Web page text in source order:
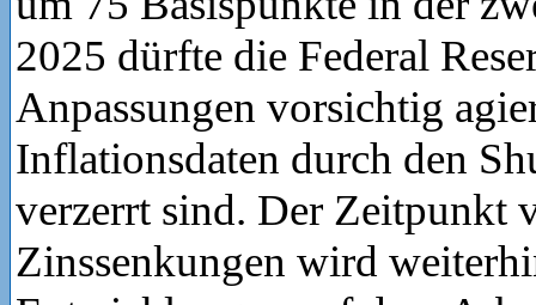
2025 dürfte die Federal
Anpassungen vorsichtig
Inflationsdaten durch den
verzerrt sind. Der Zeitpunkt
Zinssenkungen wird